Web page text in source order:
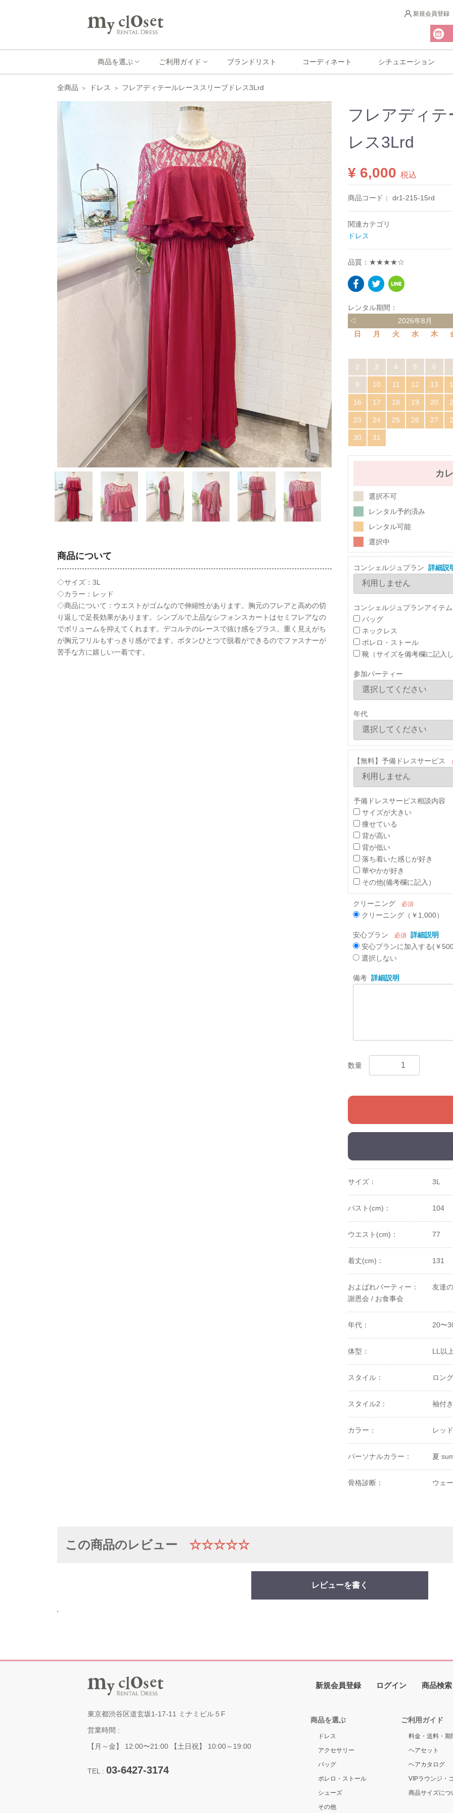
新規会員登録
商品を選ぶ ご利用ガイド ブランドリスト コーディネート シチュエーション
全商品 ドレス フレアディテールレーススリーブドレス3Lrd
商品について
◇サイズ：3L
◇カラー：レッド
◇商品について：ウエストがゴムなので伸縮性があります。胸元のフレアと高めの切
り返しで足長効果があります。シンプルで上品なシフォンスカートはセミフレアなの
でボリュームを抑えてくれます。デコルテのレースで抜け感をプラス。重く見えがち
が胸元フリルもすっきり感がでます。ボタンひとつで脱着ができるのでファスナーが
苦手な方に嬉しい一着です。
フレアディテ
レス3Lrd
¥ 6,000 税込
商品コード： dr1-215-15rd
関連カテゴリ
ドレス
品質：★★★★☆
レンタル期間：
◁
2026年8月
日
月 火 水 木
2 3 4 5 6
9 10 11 12 13
16 17 18 19 20
23 24 25 26 27
30 31
カ
選択不可
レンタル予約済み
レンタル可能
選択中
コンシェルジュプラン 詳細説
コンシェルジュプランアイテム
バッグ
ネックレス
ボレロ・ストール
靴（サイズを備考欄に記入
参加パーティー
年代
【無料】予備ドレスサービス
予備ドレスサービス相談内容
サイズが大きい
痩せている
背が高い
背が低い
落ち着いた感じが好き
華やかが好き
その他(備考欄に記入）
クリーニング 必須
クリーニング（￥1,000）
安心プラン 必須 詳細説明
安心プランに加入する(￥
選択しない
備考 詳細説明
数量
サイズ： 3L
バスト(cm)： 104
ウエスト(cm)： 77
着丈(cm)： 131
およばれパーティー： 友達
謝恩会 / お食事会
年代： 20〜
体型： LL以
スタイル： ロン
スタイル2： 袖付き
カラー： レッ
パーソナルカラー： 夏
骨格診断： ウェ
この商品のレビュー ☆☆☆☆☆
レビューを書く
'
東京都渋谷区道玄坂1-17-11 ミナミビル５F
営業時間 :
【月～金】 12:00〜21:00 【土日祝】 10:00～19:00
TEL : 03-6427-3174
新規会員登録 ログイン 商品検索
商品を選ぶ
ドレス
アクセサリー
バッグ
ボレロ・ストール
シューズ
その他
ご利用ガイド
料金・送料・期
ヘアセット
ヘアカタログ
VIPラウンジ・
商品サイズにつ